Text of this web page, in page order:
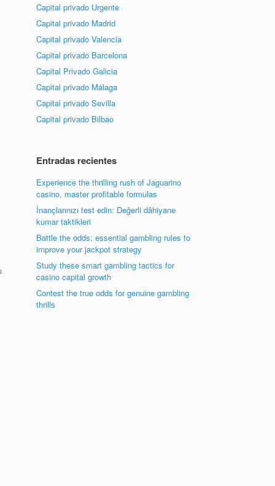
Capital privado Urgente
Capital privado Madrid
Capital privado Valencia
Capital privado Barcelona
Capital Privado Galicia
Capital privado Málaga
Capital privado Sevilla
Capital privado Bilbao
Entradas recientes
Experience the thrilling rush of Jaguarino
casino, master profitable formulas
İnançlarınızı test edin: Değerli dâhiyane
kumar taktikleri
Battle the odds: essential gambling rules to
improve your jackpot strategy
Study these smart gambling tactics for
casino capital growth
Contest the true odds for genuine gambling
thrills